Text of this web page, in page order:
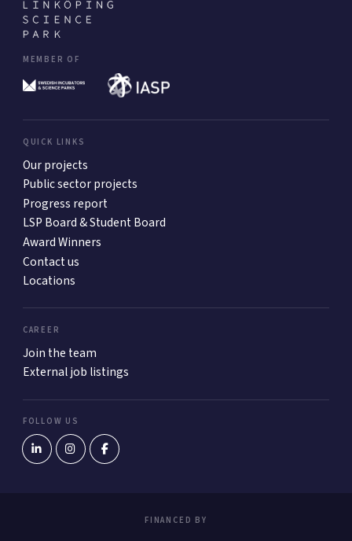
MEMBER OF
QUICK LINKS
Our projects
Public sector projects
Progress report
LSP Board & Student Board
Award Winners
Contact us
Locations
CAREER
Join the team
External job listings
FOLLOW US
FINANCED BY